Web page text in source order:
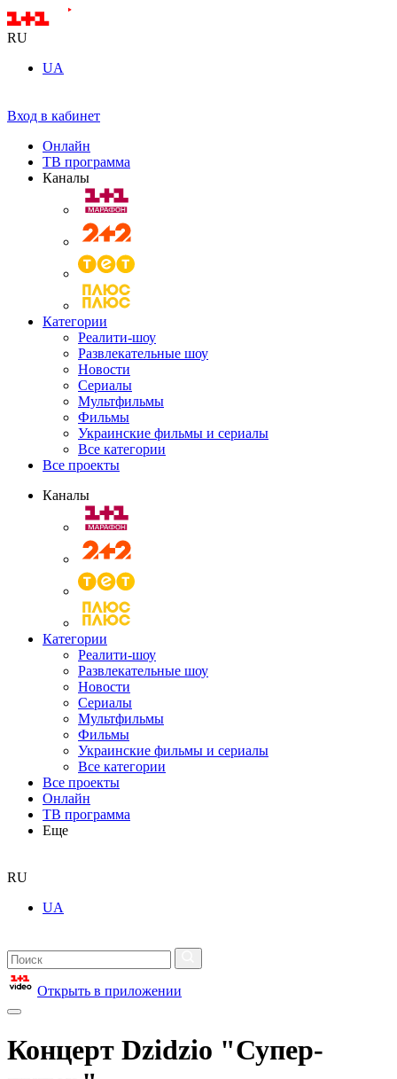
RU
UA
Вход в кабинет
Онлайн
ТВ программа
Каналы
Категории
Реалити-шоу
Развлекательные шоу
Новости
Сериалы
Мультфильмы
Фильмы
Украинские фильмы и сериалы
Все категории
Все проекты
Каналы
Категории
Реалити-шоу
Развлекательные шоу
Новости
Сериалы
Мультфильмы
Фильмы
Украинские фильмы и сериалы
Все категории
Все проекты
Онлайн
ТВ программа
Еще
RU
UA
Открыть в приложении
Концерт Dzidzio "Супер-